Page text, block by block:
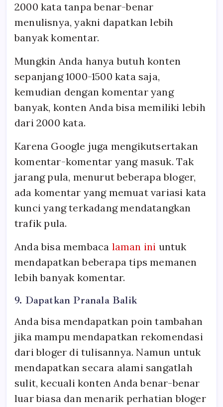
2000 kata tanpa benar-benar
menulisnya, yakni dapatkan lebih
banyak komentar.
Mungkin Anda hanya butuh konten
sepanjang 1000-1500 kata saja,
kemudian dengan komentar yang
banyak, konten Anda bisa memiliki lebih
dari 2000 kata.
Karena Google juga mengikutsertakan
komentar-komentar yang masuk. Tak
jarang pula, menurut beberapa bloger,
ada komentar yang memuat variasi kata
kunci yang terkadang mendatangkan
trafik pula.
Anda bisa membaca laman ini untuk
mendapatkan beberapa tips memanen
lebih banyak komentar.
9. Dapatkan Pranala Balik
Anda bisa mendapatkan poin tambahan
jika mampu mendapatkan rekomendasi
dari bloger di tulisannya. Namun untuk
mendapatkan secara alami sangatlah
sulit, kecuali konten Anda benar-benar
luar biasa dan menarik perhatian bloger